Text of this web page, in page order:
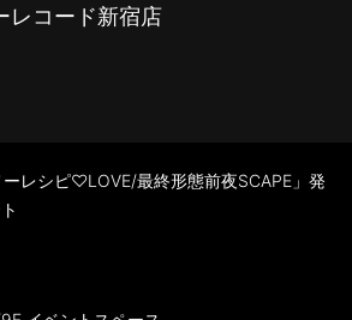
レコード新宿店
レシピ♡LOVE/最終形態前夜SCAPE」発